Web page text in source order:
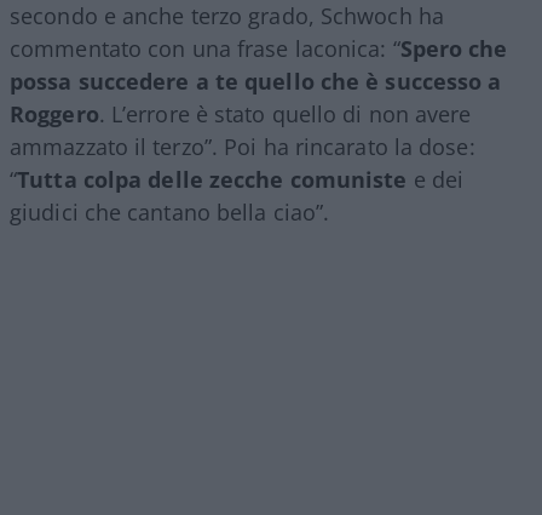
secondo e anche terzo grado, Schwoch ha
commentato con una frase laconica: “Spero che
possa succedere a te quello che è successo a
Roggero. L’errore è stato quello di non avere
ammazzato il terzo”. Poi ha rincarato la dose:
“Tutta colpa delle zecche comuniste e dei
giudici che cantano bella ciao”.